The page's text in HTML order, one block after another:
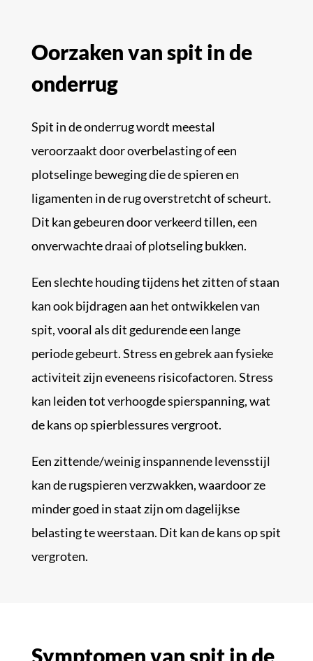
Oorzaken van spit in de
onderrug
Spit in de onderrug wordt meestal
veroorzaakt door overbelasting of een
plotselinge beweging die de spieren en
ligamenten in de rug overstretcht of scheurt.
Dit kan gebeuren door verkeerd tillen, een
onverwachte draai of plotseling bukken.
Een slechte houding tijdens het zitten of staan
kan ook bijdragen aan het ontwikkelen van
spit, vooral als dit gedurende een lange
periode gebeurt. Stress en gebrek aan fysieke
activiteit zijn eveneens risicofactoren. Stress
kan leiden tot verhoogde spierspanning, wat
de kans op spierblessures vergroot.
Een zittende/weinig inspannende levensstijl
kan de rugspieren verzwakken, waardoor ze
minder goed in staat zijn om dagelijkse
belasting te weerstaan. Dit kan de kans op spit
vergroten.
Symptomen van spit in de